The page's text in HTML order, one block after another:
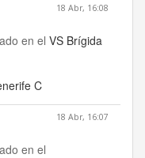
18 Abr, 16:08
en el VS Brígida
C
18 Abr, 16:07
en el